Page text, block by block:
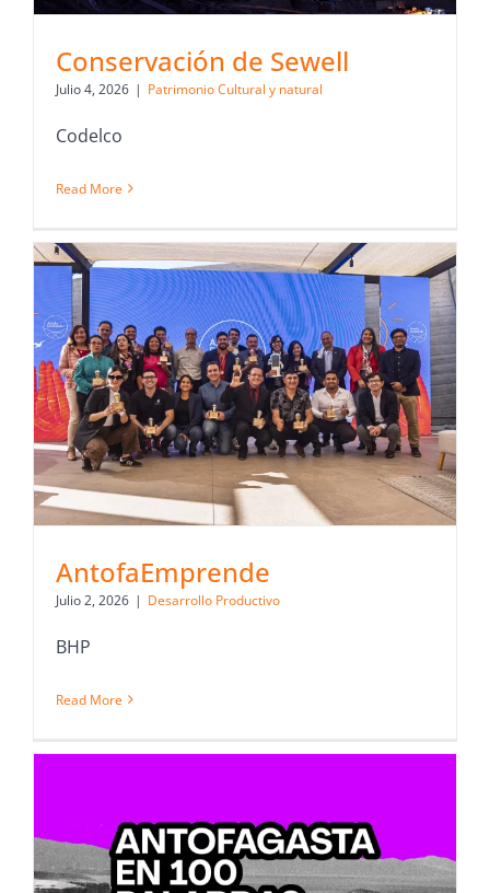
Conservación de Sewell
Julio 4, 2026 | Patrimonio Cultural y natural
Codelco
Read More
AntofaEmprende
Julio 2, 2026 | Desarrollo Productivo
BHP
Read More